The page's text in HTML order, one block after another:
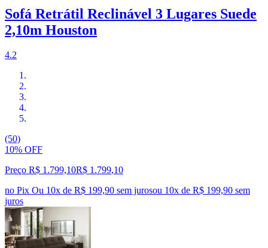
Sofá Retrátil Reclinável 3 Lugares Suede
2,10m Houston
4.2
(50)
10% OFF
Preço R$ 1.799,10R$ 1.799,10
no Pix Ou 10x de R$ 199,90 sem jurosou 10x de R$ 199,90 sem
juros